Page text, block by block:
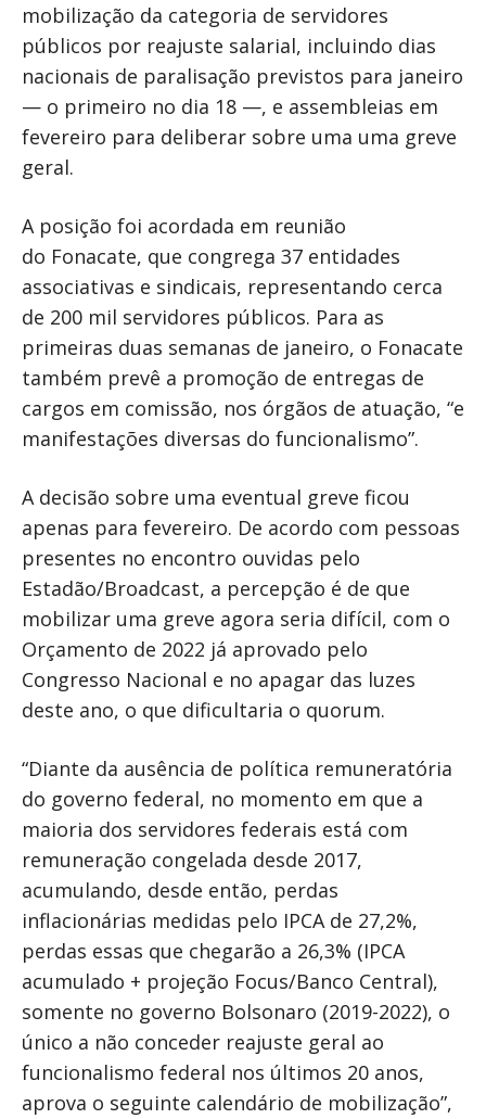
mobilização da categoria de servidores
públicos por reajuste salarial, incluindo dias
nacionais de paralisação previstos para janeiro
— o primeiro no dia 18 —, e assembleias em
fevereiro para deliberar sobre uma uma greve
geral.
A posição foi acordada em reunião
do Fonacate, que congrega 37 entidades
associativas e sindicais, representando cerca
de 200 mil servidores públicos. Para as
primeiras duas semanas de janeiro, o Fonacate
também prevê a promoção de entregas de
cargos em comissão, nos órgãos de atuação, “e
manifestações diversas do funcionalismo”.
A decisão sobre uma eventual greve ficou
apenas para fevereiro. De acordo com pessoas
presentes no encontro ouvidas pelo
Estadão/Broadcast, a percepção é de que
mobilizar uma greve agora seria difícil, com o
Orçamento de 2022 já aprovado pelo
Congresso Nacional e no apagar das luzes
deste ano, o que dificultaria o quorum.
“Diante da ausência de política remuneratória
do governo federal, no momento em que a
maioria dos servidores federais está com
remuneração congelada desde 2017,
acumulando, desde então, perdas
inflacionárias medidas pelo IPCA de 27,2%,
perdas essas que chegarão a 26,3% (IPCA
acumulado + projeção Focus/Banco Central),
somente no governo Bolsonaro (2019-2022), o
único a não conceder reajuste geral ao
funcionalismo federal nos últimos 20 anos,
aprova o seguinte calendário de mobilização”,